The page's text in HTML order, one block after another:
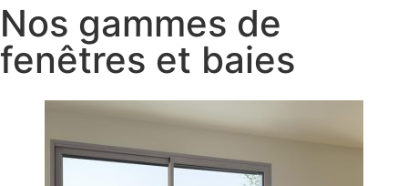
Nos gammes de
fenêtres et baies